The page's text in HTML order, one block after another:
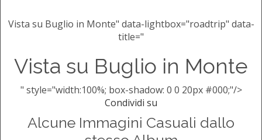
Vista su Buglio in Monte" data-lightbox="roadtrip" data-
title="
Vista su Buglio in Monte
" style="width:100%; box-shadow: 0 0 20px #000;"/>
Condividi su
Alcune Immagini Casuali dallo